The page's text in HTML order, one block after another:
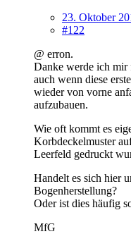
23. Oktober
#122
@ erron.
Danke werde ich mir
auch wenn diese
wieder von vorne
aufzubauen.
Wie oft kommt es
Korbdeckelmuster
Leerfeld gedruckt
Handelt es sich hier
Bogenherstellung?
Oder ist dies häufig
MfG